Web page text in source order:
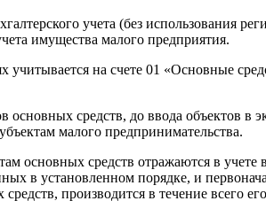
учета (без использования
имущества малого предприятия.
на счете 01 «Основные
основных средств, до ввода объектов
малого предпринимательства.
основных средств отражаются в
в установленном порядке, и
производится в течение всего